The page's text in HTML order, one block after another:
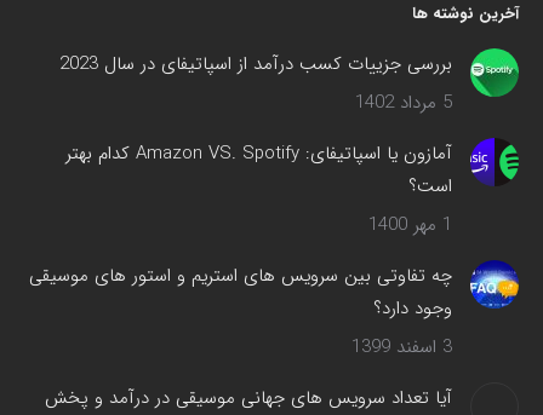
در
پنجره
جدید
می‌شود
آخرین نوشته ها
بررسی جزییات کسب درآمد از اسپاتیفای در سال 2023
5 مرداد 1402
آمازون یا اسپاتیفای: Amazon VS. Spotify کدام بهتر
است؟
1 مهر 1400
چه تفاوتی بین سرویس های استریم و استور های موسیقی
وجود دارد؟
3 اسفند 1399
آیا تعداد سرویس های جهانی موسیقی در درآمد و پخش